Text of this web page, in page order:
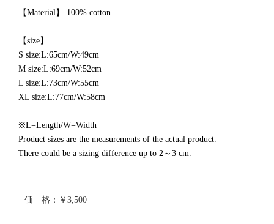
【Material】 100% cotton
【size】
S size:L:65cm/W:49cm
M size:L:69cm/W:52cm
L size:L:73cm/W:55cm
XL size:L:77cm/W:58cm
※L=Length/W=Width
Product sizes are the measurements of the actual product.
There could be a sizing difference up to 2～3 cm.
価 格：￥3,500